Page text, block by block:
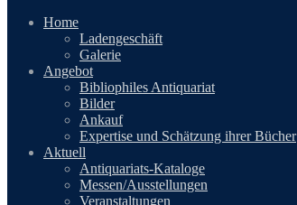
Home
Ladengeschäft
Galerie
Angebot
Bibliophiles Antiquariat
Bilder
Ankauf
Expertise und Schätzung ihrer Bücher
Aktuell
Antiquariats-Kataloge
Messen/Ausstellungen
Veranstaltungen